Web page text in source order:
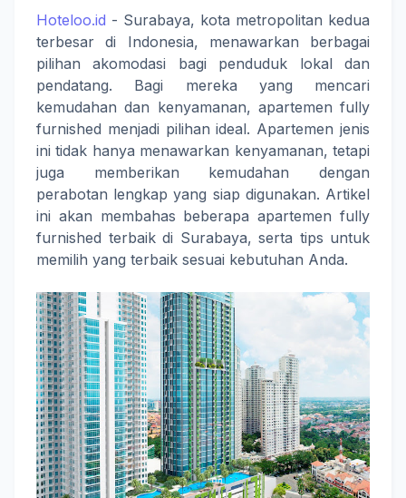
Hoteloo.id - Surabaya, kota metropolitan kedua
terbesar di Indonesia, menawarkan berbagai
pilihan akomodasi bagi penduduk lokal dan
pendatang. Bagi mereka yang mencari
kemudahan dan kenyamanan, apartemen fully
furnished menjadi pilihan ideal. Apartemen jenis
ini tidak hanya menawarkan kenyamanan, tetapi
juga memberikan kemudahan dengan
perabotan lengkap yang siap digunakan. Artikel
ini akan membahas beberapa apartemen fully
furnished terbaik di Surabaya, serta tips untuk
memilih yang terbaik sesuai kebutuhan Anda.